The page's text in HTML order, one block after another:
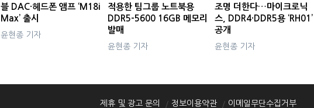
블 DAC·헤드폰 앰프 ‘M18i
Max’ 출시
윤현종 기자
적용한 팀그룹 노트북용
DDR5-5600 16GB 메모리
발매
윤현종 기자
조명 더한다…마이크로닉
스, DDR4·DDR5용 ‘RH01’
공개
윤현종 기자
제휴 및 광고 문의 정보이용약관 이메일무단수집거부